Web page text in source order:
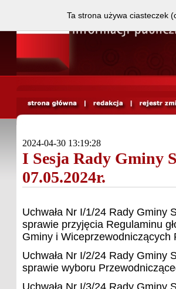
2024-04-30 13:19:28
I Sesja Rady Gminy
07.05.2024r.
Uchwała Nr I/1/24 Rady Gminy
sprawie przyjęcia Regulaminu
Gminy i Wiceprzewodniczących
Uchwała Nr I/2/24 Rady Gminy
sprawie wyboru
Uchwała Nr I/3/24 Rady Gminy
Ta strona używa ciasteczek